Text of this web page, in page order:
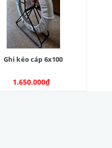
Ghi kéo cáp 6x100
1.650.000₫